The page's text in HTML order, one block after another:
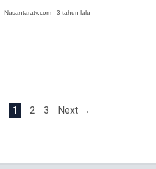
Nusantaratv.com - 3 tahun lalu
1 2 3 Next →